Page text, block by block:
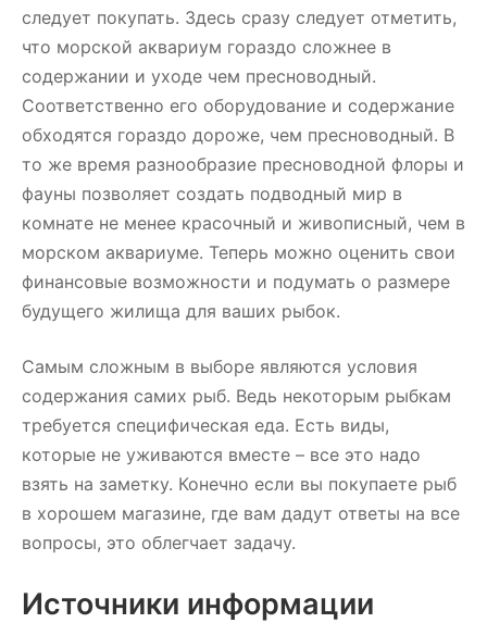
следует покупать. Здесь сразу следует отметить,
что морской аквариум гораздо сложнее в
содержании и уходе чем пресноводный.
Соответственно его оборудование и содержание
обходятся гораздо дороже, чем пресноводный. В
то же время разнообразие пресноводной флоры и
фауны позволяет создать подводный мир в
комнате не менее красочный и живописный, чем в
морском аквариуме. Теперь можно оценить свои
финансовые возможности и подумать о размере
будущего жилища для ваших рыбок.
Самым сложным в выборе являются условия
содержания самих рыб. Ведь некоторым рыбкам
требуется специфическая еда. Есть виды,
которые не уживаются вместе – все это надо
взять на заметку. Конечно если вы покупаете рыб
в хорошем магазине, где вам дадут ответы на все
вопросы, это облегчает задачу.
Источники информации